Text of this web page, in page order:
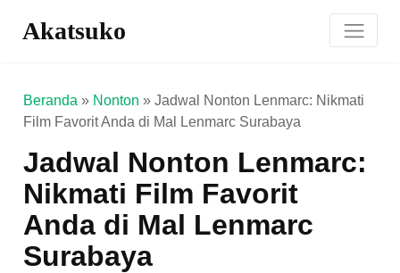
Akatsuko
Beranda » Nonton »Jadwal Nonton Lenmarc: Nikmati
Film Favorit Anda di Mal Lenmarc Surabaya
Jadwal Nonton Lenmarc:
Nikmati Film Favorit
Anda di Mal Lenmarc
Surabaya